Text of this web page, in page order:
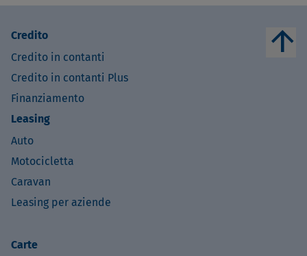
Credito
Credito in contanti
Credito in contanti Plus
Finanziamento
Leasing
Auto
Motocicletta
Caravan
Leasing per aziende
Carte
arrow_upward